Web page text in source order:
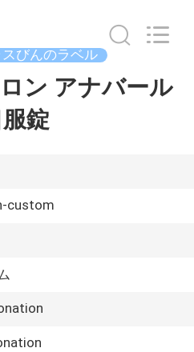
びんのラベル
ン アナバール
錠
custom